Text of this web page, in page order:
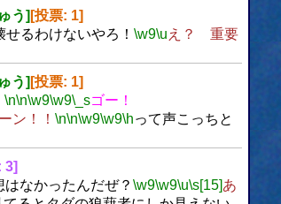
う] [投票: 1]
るわけないやろ！ \w9\u え？ 重要
う] [投票: 1]
\n\n\w9\w9\_sゴー！
ン！！ \n\n\w9\w9\hって声こっちと
3]
はなかったんだぜ？ \w9\w9\u\s[15]あ